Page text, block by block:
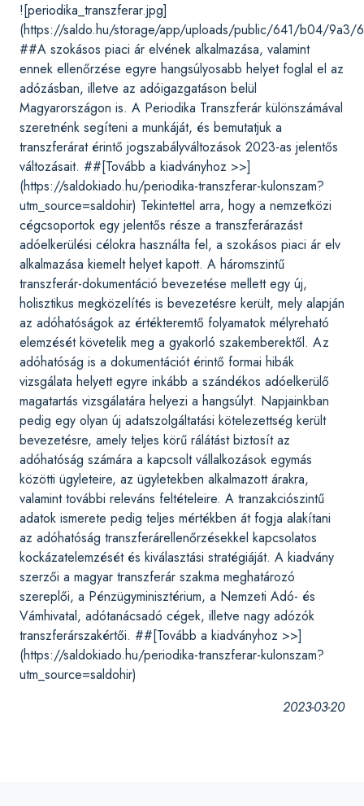
![periodika_transzferar.jpg]
(https://saldo.hu/storage/app/uploads/public/641/b04/9a3/
##A szokásos piaci ár elvének alkalmazása, valamint
ennek ellenőrzése egyre hangsúlyosabb helyet foglal el az
adózásban, illetve az adóigazgatáson belül
Magyarországon is. A Periodika Transzferár különszámával
szeretnénk segíteni a munkáját, és bemutatjuk a
transzferárat érintő jogszabályváltozások 2023-as jelentős
változásait. ##[Tovább a kiadványhoz >>]
(https://saldokiado.hu/periodika-transzferar-kulonszam?
utm_source=saldohir) Tekintettel arra, hogy a nemzetközi
cégcsoportok egy jelentős része a transzferárazást
adóelkerülési célokra használta fel, a szokásos piaci ár elv
alkalmazása kiemelt helyet kapott. A háromszintű
transzferár-dokumentáció bevezetése mellett egy új,
holisztikus megközelítés is bevezetésre került, mely alapján
az adóhatóságok az értékteremtő folyamatok mélyreható
elemzését követelik meg a gyakorló szakemberektől. Az
adóhatóság is a dokumentációt érintő formai hibák
vizsgálata helyett egyre inkább a szándékos adóelkerülő
magatartás vizsgálatára helyezi a hangsúlyt. Napjainkban
pedig egy olyan új adatszolgáltatási kötelezettség került
bevezetésre, amely teljes körű rálátást biztosít az
adóhatóság számára a kapcsolt vállalkozások egymás
közötti ügyleteire, az ügyletekben alkalmazott árakra,
valamint további releváns feltételeire. A tranzakciószintű
adatok ismerete pedig teljes mértékben át fogja alakítani
az adóhatóság transzferárellenőrzésekkel kapcsolatos
kockázatelemzését és kiválasztási stratégiáját. A kiadvány
szerzői a magyar transzferár szakma meghatározó
szereplői, a Pénzügyminisztérium, a Nemzeti Adó- és
Vámhivatal, adótanácsadó cégek, illetve nagy adózók
transzferárszakértői. ##[Tovább a kiadványhoz >>]
(https://saldokiado.hu/periodika-transzferar-kulonszam?
utm_source=saldohir)
2023-03-20